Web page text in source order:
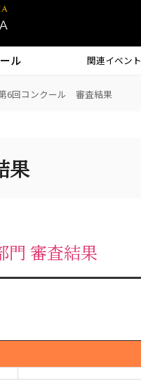
ル 関連イベント
6回コンクール 審査結果
果
門 審査結果